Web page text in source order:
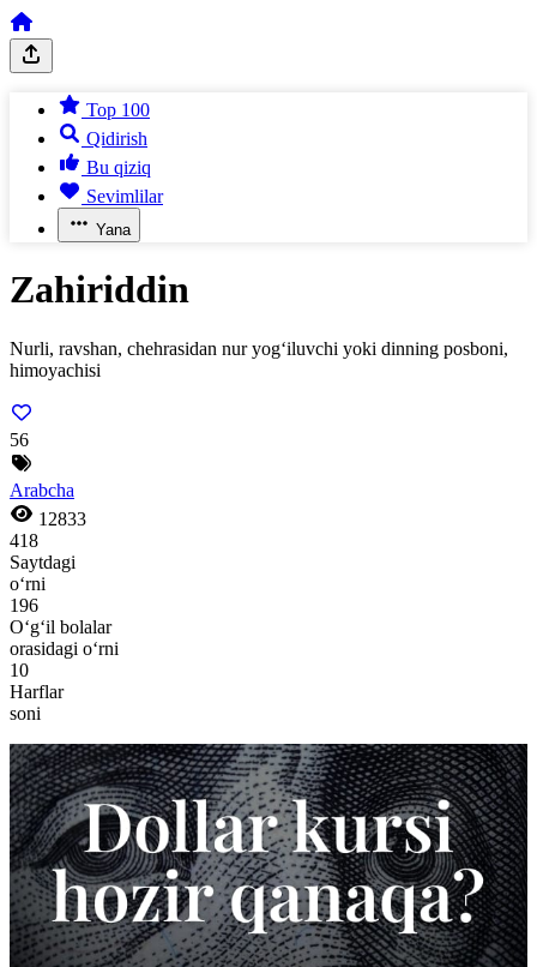
Top 100
Qidirish
Bu qiziq
Sevimlilar
Yana
Zahiriddin
Nurli, ravshan, chehrasidan nur yog‘iluvchi yoki dinning posboni,
himoyachisi
56
Arabcha
12833
418
Saytdagi
o‘rni
196
O‘g‘il bolalar
orasidagi o‘rni
10
Harflar
soni